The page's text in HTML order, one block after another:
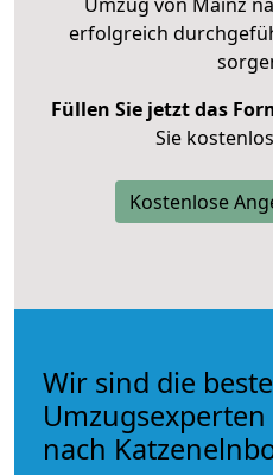
erfolgreich
Füllen Sie jetzt das
Sie
Kostenlose
Wir sind die
nach